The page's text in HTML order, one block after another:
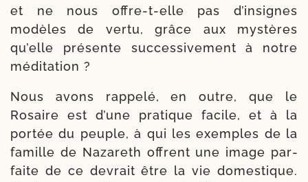
et ne nous offre-​t-​elle pas d’insignes
modèles de ver­tu, grâce aux mys­tères
qu’elle pré­sente suc­ces­si­ve­ment à notre
méditation ?
Nous avons rap­pe­lé, en outre, que le
Rosaire est d’une pra­tique facile, et à la
por­tée du peuple, à qui les exemples de la
famille de Nazareth offrent une image par­
faite de ce devrait être la vie domes­tique.